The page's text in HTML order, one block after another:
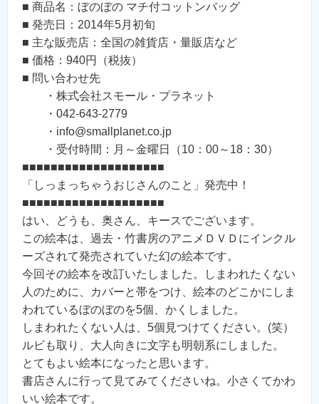
■ 商品名：ぼのぼの マチ付コットンバッグ
■ 発売日：2014年5月初旬
■ 主な販売店：全国の雑貨店・量販店など
■ 価格：940円（税抜）
■ 問い合わせ先
・株式会社スモール・プラネット
・042-643-2779
・info@smallplanet.co.jp
・受付時間：月～金曜日（10：00～18：30）
■■■■■■■■■■■■■■■■■■■■
「しっまっちゃうおじさんのこと」発売中！
■■■■■■■■■■■■■■■■■■■■
はい、どうも、奥さん、キースでございます。
この絵本は、過去・竹書房のアニメＤＶＤにインクル
ーズされて発売されていた幻の絵本です。
今回その絵本を改訂いたしました。しまわれたくない
人のために、カバーと帯をつけ、絵本のどこかにしま
われているぼのぼのを5個、かくしました。
しまわれたくない人は、5個見つけてください。(笑）
ルビも取り、大人向きに文字も明朝系にしました。
とてもよい絵本になったと思います。
書店さんに行って見てみてくださいね。小さくてかわ
いい絵本です。